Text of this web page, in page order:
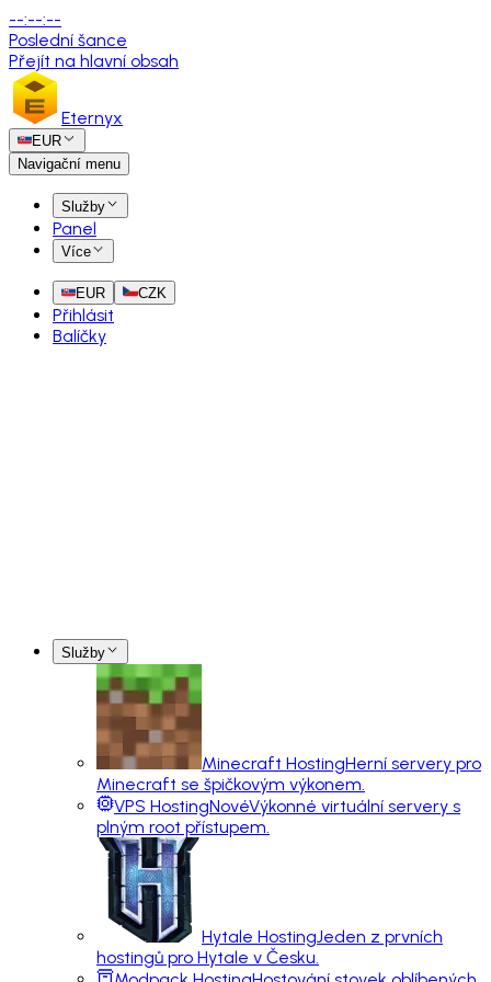
--:--:--
Poslední šance
Přejít na hlavní obsah
Eternyx
EUR
Navigační menu
Služby
Panel
Více
EUR CZK
Přihlásit
Balíčky
Služby
Minecraft HostingHerní servery pro
Minecraft se špičkovým výkonem.
VPS HostingNovéVýkonné virtuální servery s
plným root přístupem.
Hytale HostingJeden z prvních
hostingů pro Hytale v Česku.